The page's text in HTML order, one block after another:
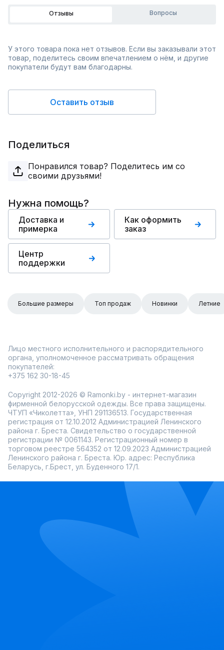
Отзывы Вопросы
У этого товара пока нет отзывов. Если вы заказывали этот
товар, поделитесь своим впечатлением о нём, и другие
покупатели будут вам благодарны.
Оставить отзыв
Поделиться
Понравился товар? Поделитесь им со
своими друзьями!
Нужна помощь?
Доставка и
примерка
Как оформить
заказ
Центр
поддержки
Большие размеры Топ продаж Новинки Летние
Лицо местного исполнительного и распорядительного
органа, уполномоченное рассматривать обращения
покупателей:
+375 162 30-18-45
Copyright 2012-2026 © Ramonki.by - интернет-магазин
фирменной белорусской одежды. Все права защищены.
ЧТУП «Чиколетта», УНП 291136513. Государственная
регистрация от 12.10.2012 Администрацией Ленинского
района г. Бреста. Свидетельство о государственной
регистрации № 0061143. Регистрационный номер в
торговом реестре 564352 от 12.09.2023 Администрацией
Ленинского района г. Бреста. Юр. адрес: Республика
Беларусь, г.Брест, ул. Буденного 17/1.